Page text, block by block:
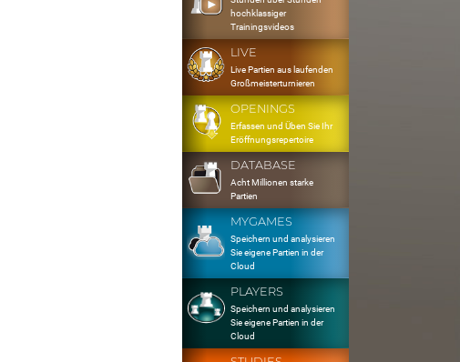
hochklassiger
Trainingsvideos
LIVE
Live Partien aus laufenden
Großmeisterturnieren
OPENINGS
Erfassen und Üben Sie Ihr
Eröffnungsrepertoire
DATABASE
Acht Millionen starke
Partien
MYGAMES
Speichern und analysieren
Sie eigene Partien in der
Cloud
PLAYERS
Speichern und analysieren
Sie eigene Partien in der
Cloud